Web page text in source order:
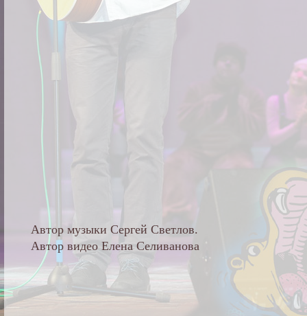
Автор музыки Сергей Светлов.
Автор видео Елена Селиванова